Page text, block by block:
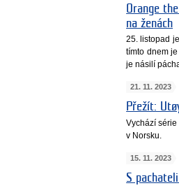
Orange
na ženách
25. listopad
tímto dnem
je násilí
21. 11. 2023
Přežít:
Vychází série
v Norsku.
15. 11. 2023
S